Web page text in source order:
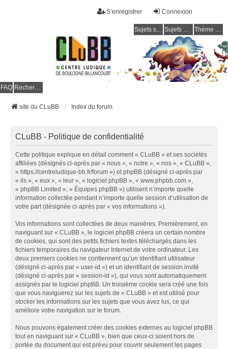
Connexion
S’enregistrer
Sujets sans réponse Sujets actifs Thème clair / foncé
FAQ Rechercher
site du CLuBB Index du forum
CLuBB - Politique de confidentialité
Cette politique explique en détail comment « CLuBB » et ses sociétés
affiliées (désignés ci-après par « nous », « notre », « nos », « CLuBB »,
« https://centreludique-bb.fr/forum ») et phpBB (désigné ci-après par
« ils », « eux », « leur », « logiciel phpBB », « www.phpbb.com »,
« phpBB Limited », « Équipes phpBB ») utilisent n’importe quelle
information collectée pendant n’importe quelle session d’utilisation de
votre part (désignée ci-après par « vos informations »).
Vos informations sont collectées de deux manières. Premièrement, en
naviguant sur « CLuBB », le logiciel phpBB créera un certain nombre
de cookies, qui sont des petits fichiers textes téléchargés dans les
fichiers temporaires du navigateur Internet de votre ordinateur. Les
deux premiers cookies ne contiennent qu’un identifiant utilisateur
(désigné ci-après par « user-id ») et un identifiant de session invité
(désigné ci-après par « session-id »), qui vous sont automatiquement
assignés par le logiciel phpBB. Un troisième cookie sera créé une fois
que vous naviguerez sur les sujets de « CLuBB » et est utilisé pour
stocker les informations sur les sujets que vous avez lus, ce qui
améliore votre navigation sur le forum.
Nous pouvons également créer des cookies externes au logiciel phpBB
tout en naviguant sur « CLuBB », bien que ceux-ci soient hors de
portée du document qui est prévu pour couvrir seulement les pages